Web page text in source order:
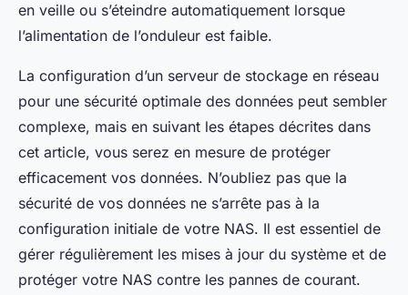
en veille ou s’éteindre automatiquement lorsque
l’alimentation de l’onduleur est faible.
La configuration d’un serveur de stockage en réseau
pour une sécurité optimale des données peut sembler
complexe, mais en suivant les étapes décrites dans
cet article, vous serez en mesure de protéger
efficacement vos données. N’oubliez pas que la
sécurité de vos données ne s’arrête pas à la
configuration initiale de votre NAS. Il est essentiel de
gérer régulièrement les mises à jour du système et de
protéger votre NAS contre les pannes de courant.